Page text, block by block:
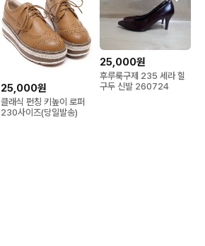
25,000원
클래식 펀칭 키높이 로퍼
230사이즈(당일발송)
25,000원
후루룩구제 235 세라 힐
구두 신발 260724